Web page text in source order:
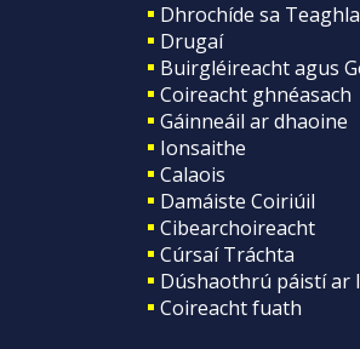
Dhrochíde sa
Drugaí
Buirgléireacht agus
Coireacht ghnéasach
Gáinneáil ar dhaoine
Ionsaithe
Calaois
Damáiste Coiriúil
Cibearchoireacht
Cúrsaí Tráchta
Dúshaothrú páistí ar
Coireacht fuath